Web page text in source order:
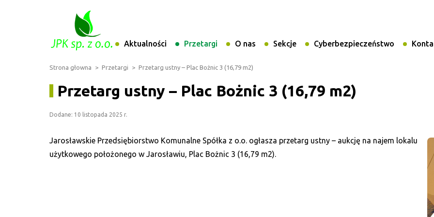
Aktualności Przetargi O nas Sekcje Cyberbezpieczeństwo
Strona głowna > Przetargi > Przetarg ustny – Plac Bożnic 3 (16,79 m2)
Przetarg ustny – Plac Bożnic 3 (16,79 m2)
Dodane: 10 listopada 2025 r.
Jarosławskie Przedsiębiorstwo Komunalne Spółka z o.o. ogłasza przetarg ustny – aukcję na najem lokalu
użytkowego położonego w Jarosławiu, Plac Bożnic 3 (16,79 m2).